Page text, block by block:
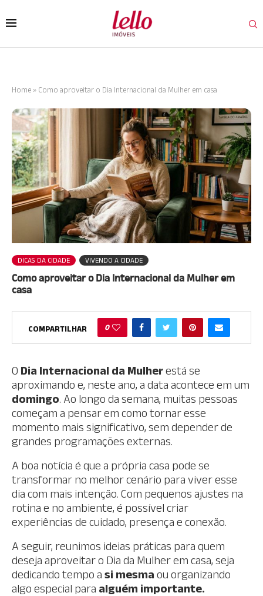
Home » Como aproveitar o Dia Internacional da Mulher em casa
DICAS DA CIDADE VIVENDO A CIDADE
Como aproveitar o Dia Internacional da Mulher em
casa
COMPARTILHAR 0
O Dia Internacional da Mulherestá se
aproximando e, neste ano, a data acontece em um
domingo. Ao longo da semana, muitas pessoas
começam a pensar em como tornar esse
momento mais significativo, sem depender de
grandes programações externas.
A boa notícia é que a própria casa pode se
transformar no melhor cenário para viver esse
dia com mais intenção. Com pequenos ajustes na
rotina e no ambiente, é possível criar
experiências de cuidado, presença e conexão.
A seguir, reunimos ideias práticas para quem
deseja aproveitar o Dia da Mulher em casa, seja
dedicando tempo a si mesma ou organizando
algo especial para alguém importante.